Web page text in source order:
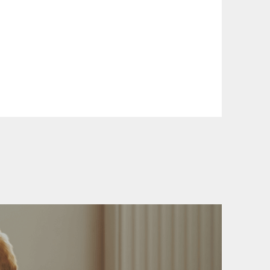
információinkat, hogy a vásárlásod